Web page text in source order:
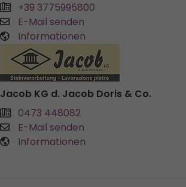
+39 3775995800
E-Mail senden
Informationen
Jacob KG d. Jacob Doris & Co.
0473 448082
E-Mail senden
Informationen